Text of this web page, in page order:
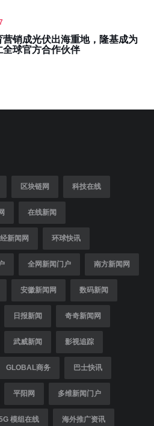
营销成光伏出海重地，隆基成为
全球官方合作伙伴
区块链网 科技在线
在线新闻
新闻网 环球快讯
全网新闻门户 南方新闻网
安徽新闻网 数码新闻
日报新闻 奇奇新闻网
武威新闻 影视追踪
GLOBAL商务 巴士快讯
平阳网 多维新闻门户
模组在线 海外推广资讯